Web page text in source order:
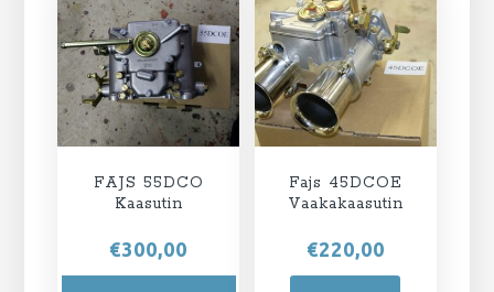
FAJS 55DCO
Kaasutin
€300,00
Fajs 45DCOE
Vaakakaasutin
€220,00